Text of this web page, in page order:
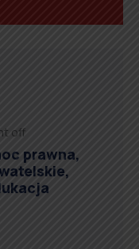
off
prawna,